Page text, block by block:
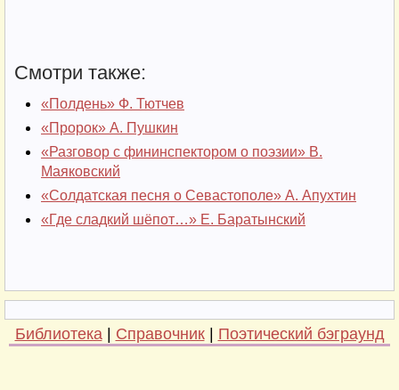
Смотри также:
«Полдень» Ф. Тютчев
«Пророк» А. Пушкин
«Разговор с фининспектором о поэзии» В.
Маяковский
«Солдатская песня о Севастополе» А. Апухтин
«Где сладкий шёпот…» Е. Баратынский
Библиотека| Справочник| Поэтический бэграунд